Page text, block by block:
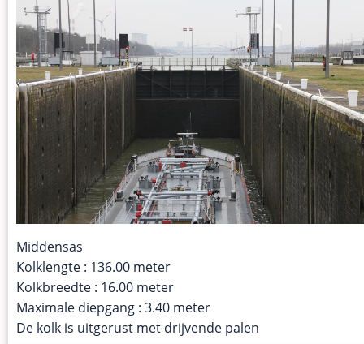
Middensas
Kolklengte : 136.00 meter
Kolkbreedte : 16.00 meter
Maximale diepgang : 3.40 meter
De kolk is uitgerust met drijvende palen